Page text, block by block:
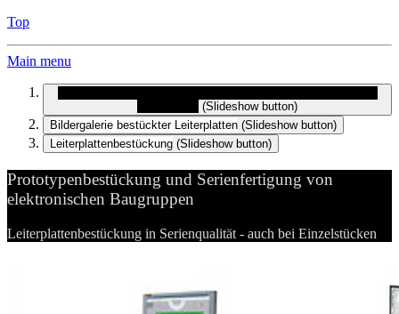
Top
Main menu
(Slideshow button)
Bildergalerie bestückter Leiterplatten (Slideshow button)
Leiterplattenbestückung (Slideshow button)
Prototypenbestückung und Serienfertigung von
elektronischen Baugruppen
Leiterplattenbestückung in Serienqualität - auch bei Einzelstücken